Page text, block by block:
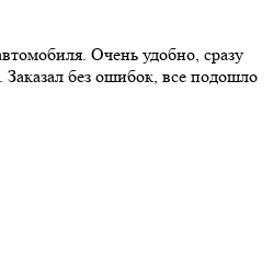
Очень удобно, сразу
без ошибок, все подошло